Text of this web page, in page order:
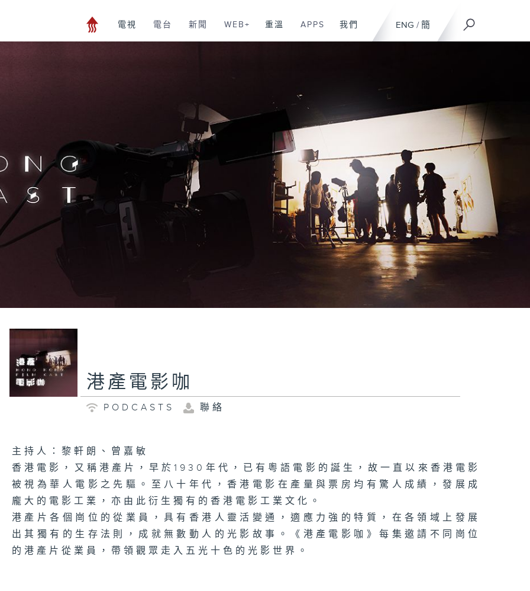
ENG / 簡
電視 電台 新聞 WEB+ 重溫 APPS 我們
港產電影咖
PODCASTS 聯絡
主持人：黎軒朗、曾嘉敏
香港電影，又稱港產片，早於1930年代，已有粵語電影的誕生，故一直以來香港電影
被視為華人電影之先驅。至八十年代，香港電影在產量與票房均有驚人成績，發展成
龐大的電影工業，亦由此衍生獨有的香港電影工業文化。
港產片各個崗位的從業員，具有香港人靈活變通，適應力強的特質，在各領域上發展
出其獨有的生存法則，成就無數動人的光影故事。《港產電影咖》每集邀請不同崗位
的港產片從業員，帶領觀眾走入五光十色的光影世界。